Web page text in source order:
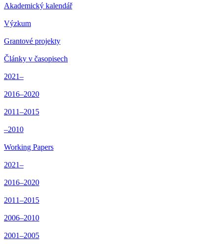
Akademický kalendář
Výzkum
Grantové projekty
Články v časopisech
2021–
2016–2020
2011–2015
–2010
Working Papers
2021–
2016–2020
2011–2015
2006–2010
2001–2005